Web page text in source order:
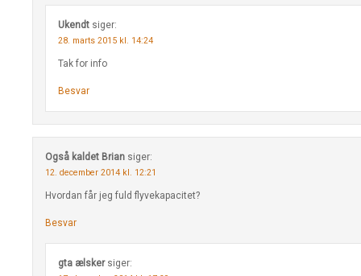
Ukendt siger:
28. marts 2015 kl. 14:24
Tak for info
Besvar
Også kaldet Brian siger:
12. december 2014 kl. 12:21
Hvordan får jeg fuld flyvekapacitet?
Besvar
gta ælsker siger: